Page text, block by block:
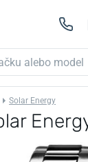
Solar Energy